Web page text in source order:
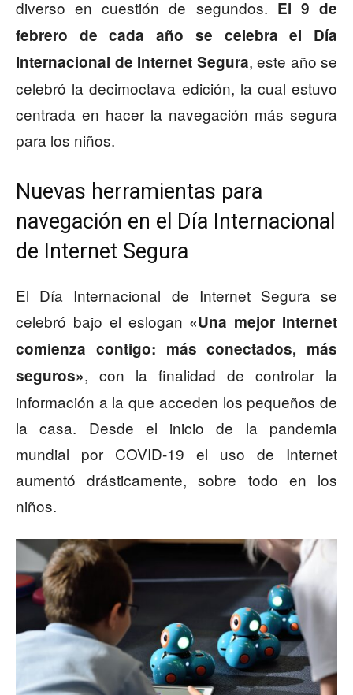
diverso en cuestión de segundos. El 9 de
febrero de cada año se celebra el Día
Internacional de Internet Segura, este año se
celebró la decimoctava edición, la cual estuvo
centrada en hacer la navegación más segura
para los niños.
Nuevas herramientas para
navegación en el Día Internacional
de Internet Segura
El Día Internacional de Internet Segura se
celebró bajo el eslogan «Una mejor Internet
comienza contigo: más conectados, más
seguros», con la finalidad de controlar la
información a la que acceden los pequeños de
la casa. Desde el inicio de la pandemia
mundial por COVID-19 el uso de Internet
aumentó drásticamente, sobre todo en los
niños.